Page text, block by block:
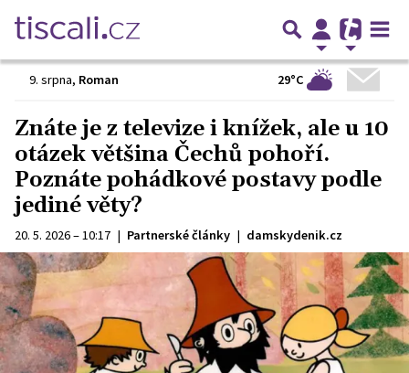
9. srpna, Roman 29°C
Znáte je z televize i knížek, ale u 10
otázek většina Čechů pohoří.
Poznáte pohádkové postavy podle
jediné věty?
20. 5. 2026 – 10:17 | Partnerské články | damskydenik.cz